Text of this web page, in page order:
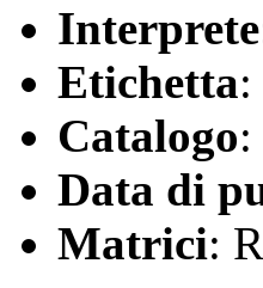
Interprete
Etichetta
Catalogo
Data di
Matrici: